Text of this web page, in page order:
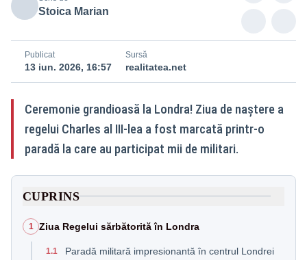
Stoica Marian
Publicat
13 iun. 2026, 16:57
Sursă
realitatea.net
Ceremonie grandioasă la Londra! Ziua de naștere a
regelui Charles al III-lea a fost marcată printr-o
paradă la care au participat mii de militari.
CUPRINS
1 Ziua Regelui sărbătorită în Londra
1.1 Paradă militară impresionantă în centrul Londrei